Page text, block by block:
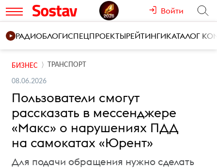
Войти
РАДИОБЛОГИСПЕЦПРОЕКТЫРЕЙТИНГИКАТАЛОГ
БИЗНЕС ТРАНСПОРТ
08.06.2026
Пользователи смогут
рассказать в мессенджере
«Макс» о нарушениях ПДД
на самокатах «Юрент»
Для подачи обращения нужно сделать